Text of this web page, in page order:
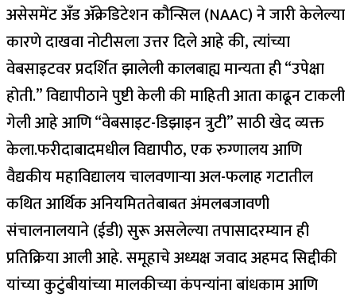
असेसमेंट अँड ॲक्रेडिटेशन कौन्सिल (NAAC) ने जारी केलेल्या
कारणे दाखवा नोटीसला उत्तर दिले आहे की, त्यांच्या
वेबसाइटवर प्रदर्शित झालेली कालबाह्य मान्यता ही “उपेक्षा
होती.”विद्यापीठाने पुष्टी केली की माहिती आता काढून टाकली
गेली आहे आणि “वेबसाइट-डिझाइन त्रुटी” साठी खेद व्यक्त
केला.फरीदाबादमधील विद्यापीठ, एक रुग्णालय आणि
वैद्यकीय महाविद्यालय चालवणाऱ्या अल-फलाह गटातील
कथित आर्थिक अनियमिततेबाबत अंमलबजावणी
संचालनालयाने (ईडी) सुरू असलेल्या तपासादरम्यान ही
प्रतिक्रिया आली आहे.समूहाचे अध्यक्ष जवाद अहमद सिद्दीकी
यांच्या कुटुंबीयांच्या मालकीच्या कंपन्यांना बांधकाम आणि